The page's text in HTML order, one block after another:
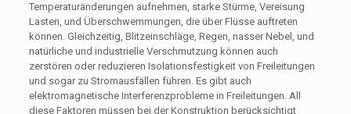
Temperaturänderungen aufnehmen, starke Stürme, Vereisung
Lasten, und Überschwemmungen, die über Flüsse auftreten
können. Gleichzeitig, Blitzeinschläge, Regen, nasser Nebel, und
natürliche und industrielle Verschmutzung können auch
zerstören oder reduzieren Isolationsfestigkeitvon Freileitungen
und sogar zu Stromausfällen führen. Es gibt auch
elektromagnetische Interferenzprobleme in Freileitungen. All
diese Faktoren müssen bei der Konstruktion berücksichtigt